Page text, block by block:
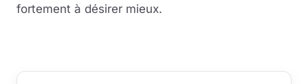
fortement à désirer mieux.